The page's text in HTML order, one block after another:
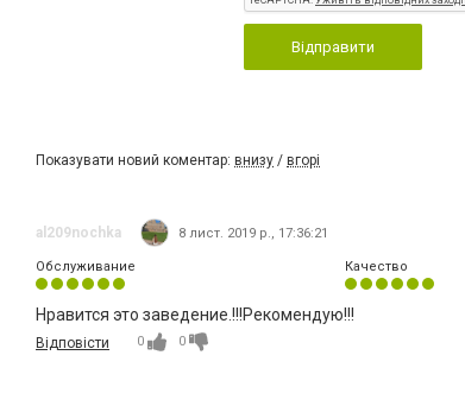
Відправити
Показувати новий коментар: внизу / вгорі
al209nochka 8 лист. 2019 р., 17:36:21
Обслуживание Качество
Нравится это заведение.!!!Рекомендую!!!
Відповісти 0 0